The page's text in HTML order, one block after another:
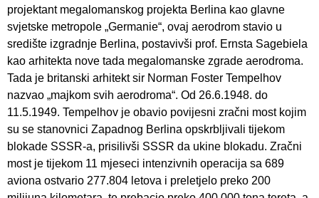
projektant megalomanskog projekta Berlina kao glavne
svjetske metropole „Germanie“, ovaj aerodrom stavio u
središte izgradnje Berlina, postavivši prof. Ernsta Sagebiela
kao arhitekta nove tada megalomanske zgrade aerodroma.
Tada je britanski arhitekt sir Norman Foster Tempelhov
nazvao „majkom svih aerodroma“. Od 26.6.1948. do
11.5.1949. Tempelhov je obavio povijesni zračni most kojim
su se stanovnici Zapadnog Berlina opskrbljivali tijekom
blokade SSSR-a, prisilivši SSSR da ukine blokadu. Zračni
most je tijekom 11 mjeseci intenzivnih operacija sa 689
aviona ostvario 277.804 letova i preletjelo preko 200